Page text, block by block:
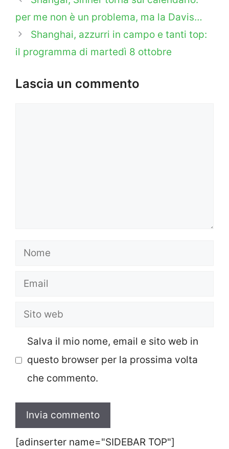
per me non è un problema, ma la Davis…
Shanghai, azzurri in campo e tanti top:
il programma di martedì 8 ottobre
Lascia un commento
Nome
Email
Sito
Salva il mio nome, email e sito web in
questo browser per la prossima volta
che commento.
[adinserter name="SIDEBAR TOP"]